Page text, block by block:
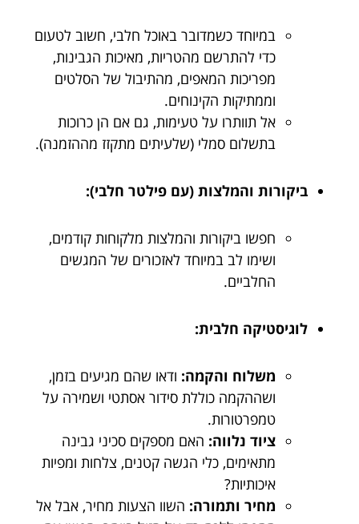
במיוחד כשמדובר באוכל חלבי, חשוב לטעום
כדי להתרשם מהטריות, מאיכות הגבינות,
מפריכות המאפים, מהתיבול של הסלטים
וממתיקות הקינוחים.
אל תוותרו על טעימות, גם אם הן כרוכות
בתשלום סמלי (שלעיתים מתקזז מההזמנה).
ביקורות והמלצות (עם פילטר חלבי):
חפשו ביקורות והמלצות מלקוחות קודמים,
ושימו לב במיוחד לאזכורים של המגשים
החלביים.
לוגיסטיקה חלבית:
משלוח והקמה: ודאו שהם מגיעים בזמן,
ושההקמה כוללת סידור אסתטי ושמירה על
טמפרטורות.
ציוד נלווה: האם מספקים סכיני גבינה
מתאימים, כלי הגשה קטנים, צלחות ומפיות
איכותיות?
מחיר ותמורה: השוו הצעות מחיר, אבל אל